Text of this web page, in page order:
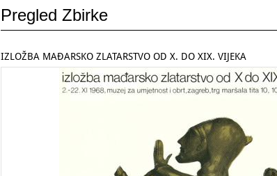
Pregled Zbirke
IZLOŽBA MAĐARSKO ZLATARSTVO OD X. DO XIX. VIJEKA